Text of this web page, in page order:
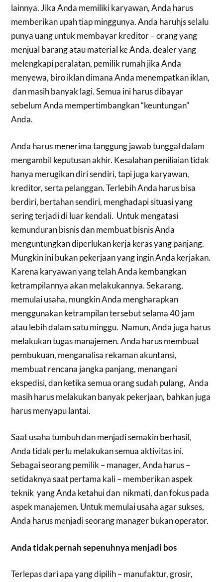
lainnya. Jika Anda memiliki karyawan, Anda harus
memberikan upah tiap minggunya. Anda haruhjs selalu
punya uang untuk membayar kreditor – orang yang
menjual barang atau material ke Anda, dealer yang
melengkapi peralatan, pemilik rumah jika Anda
menyewa, biro iklan dimana Anda menempatkan iklan,
dan masih banyak lagi. Semua ini harus dibayar
sebelum Anda mempertimbangkan “keuntungan”
Anda.
Anda harus menerima tanggung jawab tunggal dalam
mengambil keputusan akhir. Kesalahan peniliaian tidak
hanya merugikan diri sendiri, tapi juga karyawan,
kreditor, serta pelanggan. Terlebih Anda harus bisa
berdiri, bertahan sendiri, menghadapi situasi yang
sering terjadi di luar kendali. Untuk mengatasi
kemunduran bisnis dan membuat bisnis Anda
menguntungkan diperlukan kerja keras yang panjang.
Mungkin ini bukan pekerjaan yang ingin Anda kerjakan.
Karena karyawan yang telah Anda kembangkan
ketrampilannya akan melakukannya. Sekarang,
memulai usaha, mungkin Anda mengharapkan
menggunakan ketrampilan tersebut selama 40 jam
atau lebih dalam satu minggu. Namun, Anda juga harus
melakukan tugas manajemen. Anda harus membuat
pembukuan, menganalisa rekaman akuntansi,
membuat rencana jangka panjang, menangani
ekspedisi, dan ketika semua orang sudah pulang, Anda
masih harus melakukan banyak pekerjaan, bahkan juga
harus menyapu lantai.
Saat usaha tumbuh dan menjadi semakin berhasil,
Anda tidak perlu melakukan semua aktivitas ini.
Sebagai seorang pemilik – manager, Anda harus –
setidaknya saat pertama kali – memberikan aspek
teknik yang Anda ketahui dan nikmati, dan fokus pada
aspek manajemen. Untuk memulai usaha agar sukses,
Anda harus menjadi seorang manager bukan operator.
Anda tidak pernah sepenuhnya menjadi bos
Terlepas dari apa yang dipilih – manufaktur, grosir,